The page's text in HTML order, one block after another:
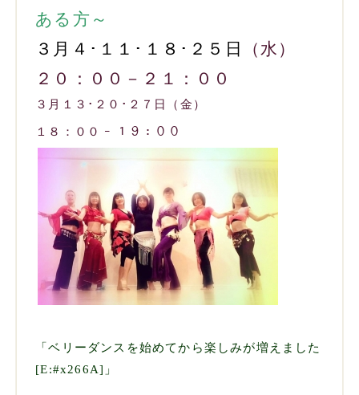
ある方～
３月４･１１･１８･２５日
（水）
２０：００－２１：００
３月１３･２０･２７日（金）
１８：００ ｰ １９：００
「ベリーダンスを始めてから楽しみが増えました
[E:#x266A]」